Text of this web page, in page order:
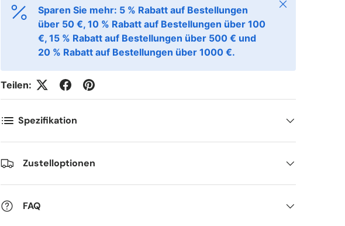
Sparen Sie mehr: 5 % Rabatt auf Bestellungen
über 50 €, 10 % Rabatt auf Bestellungen über 100
€, 15 % Rabatt auf Bestellungen über 500 € und
20 % Rabatt auf Bestellungen über 1000 €.
Schließen
Teilen:
Spezifikation
Zustelloptionen
FAQ